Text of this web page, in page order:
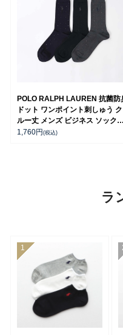
POLO RALPH LAUREN 抗菌防
ドット ワンポイント刺しゅう ク
ルー丈 メンズ ビジネス ソックス
【25-27cm】02042385
1,760円 (税込)
ラ